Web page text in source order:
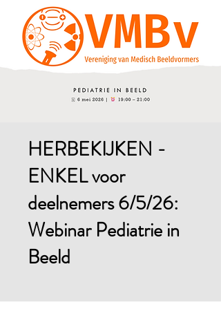
HERBEKIJKEN -
ENKEL voor
deelnemers 6/5/26:
Webinar Pediatrie in
Beeld